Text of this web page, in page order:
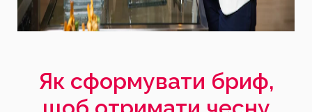
Як сформувати бриф,